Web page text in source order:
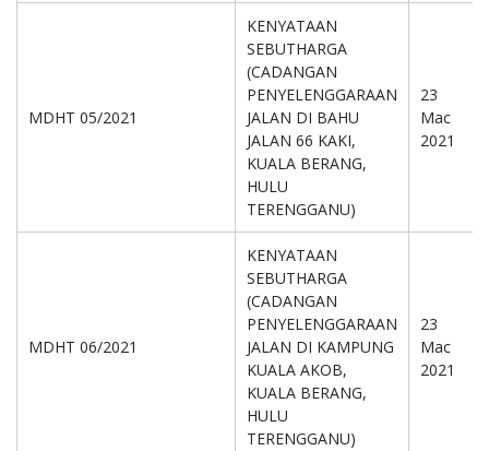
MDHT 05/2021
KENYATAAN
SEBUTHARGA
(CADANGAN
PENYELENGGARAAN
JALAN DI BAHU
JALAN 66 KAKI,
KUALA BERANG,
HULU
TERENGGANU)
23
Mac
2021
MDHT 06/2021
KENYATAAN
SEBUTHARGA
(CADANGAN
PENYELENGGARAAN
JALAN DI KAMPUNG
KUALA AKOB,
KUALA BERANG,
HULU
TERENGGANU)
23
Mac
2021